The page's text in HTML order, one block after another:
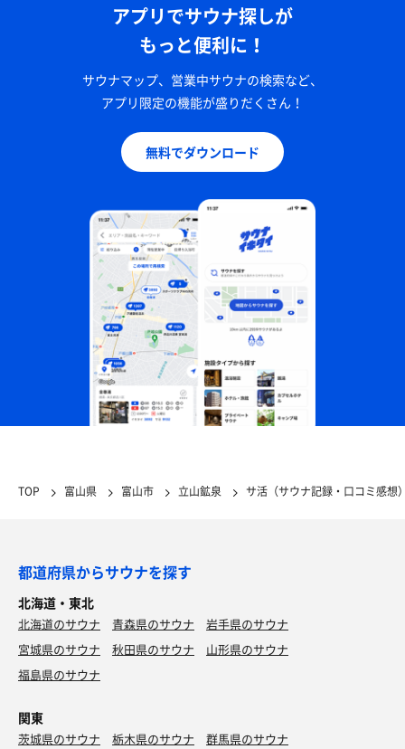
アプリでサウナ探しが
もっと便利に！
サウナマップ、営業中サウナの検索など、
アプリ限定の機能が盛りだくさん！
無料でダウンロード
TOP 富山県 富山市 立山鉱泉 サ活（サウナ記録・口コミ感想
都道府県からサウナを探す
北海道・東北
北海道のサウナ 青森県のサウナ
岩手県のサウナ
宮城県のサウナ
秋田県のサウナ
山形県のサウナ
福島県のサウナ
関東
茨城県のサウナ 栃木県のサウナ
群馬県のサウナ